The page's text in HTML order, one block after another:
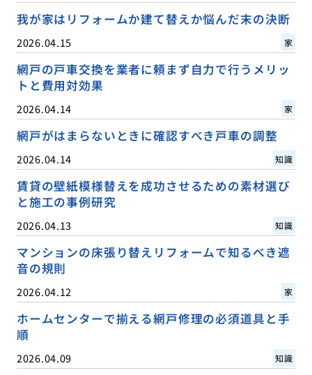
我が家はリフォームか建て替えか悩んだ末の決断
2026.04.15 家
網戸の戸車交換を業者に頼まず自力で行うメリッ
トと費用対効果
2026.04.14 家
網戸がはまらないときに確認すべき戸車の調整
2026.04.14 知識
賃貸の壁紙模様替えを成功させるための素材選び
と施工の事例研究
2026.04.13 知識
マンションの床張り替えリフォームで知るべき遮
音の規則
2026.04.12 家
ホームセンターで揃える網戸修理の必須道具と手
順
2026.04.09 知識